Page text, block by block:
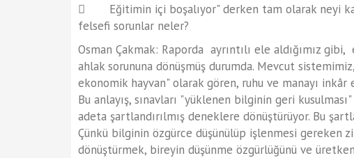
 Eğitimin içi boşalıyor" derken tam olarak neyi
felsefi sorunlar neler?
Osman Çakmak: Raporda ayrıntılı ele aldığımız
ahlak sorununa dönüşmüş durumda. Mevcut
ekonomik hayvan" olarak gören, ruhu ve manayı inkâr
Bu anlayış, sınavları "yüklenen bilginin geri
adeta şartlandırılmış deneklere dönüştürüyor. Bu
Çünkü bilginin özgürce düşünülüp işlenmesi gereken
dönüştürmek, bireyin düşünme özgürlüğünü ve